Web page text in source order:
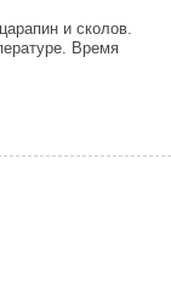
и сколов.
Время